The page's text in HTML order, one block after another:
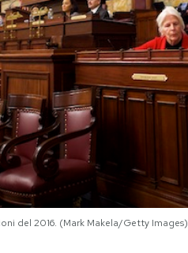
del 2016. (Mark Makela/Getty Images)